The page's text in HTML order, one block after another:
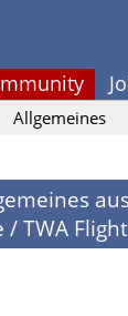
Allgemeines
/TWA